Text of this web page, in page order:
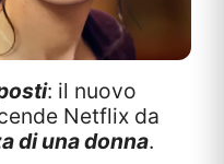
: il nuovo
Netflix da
di una donna.